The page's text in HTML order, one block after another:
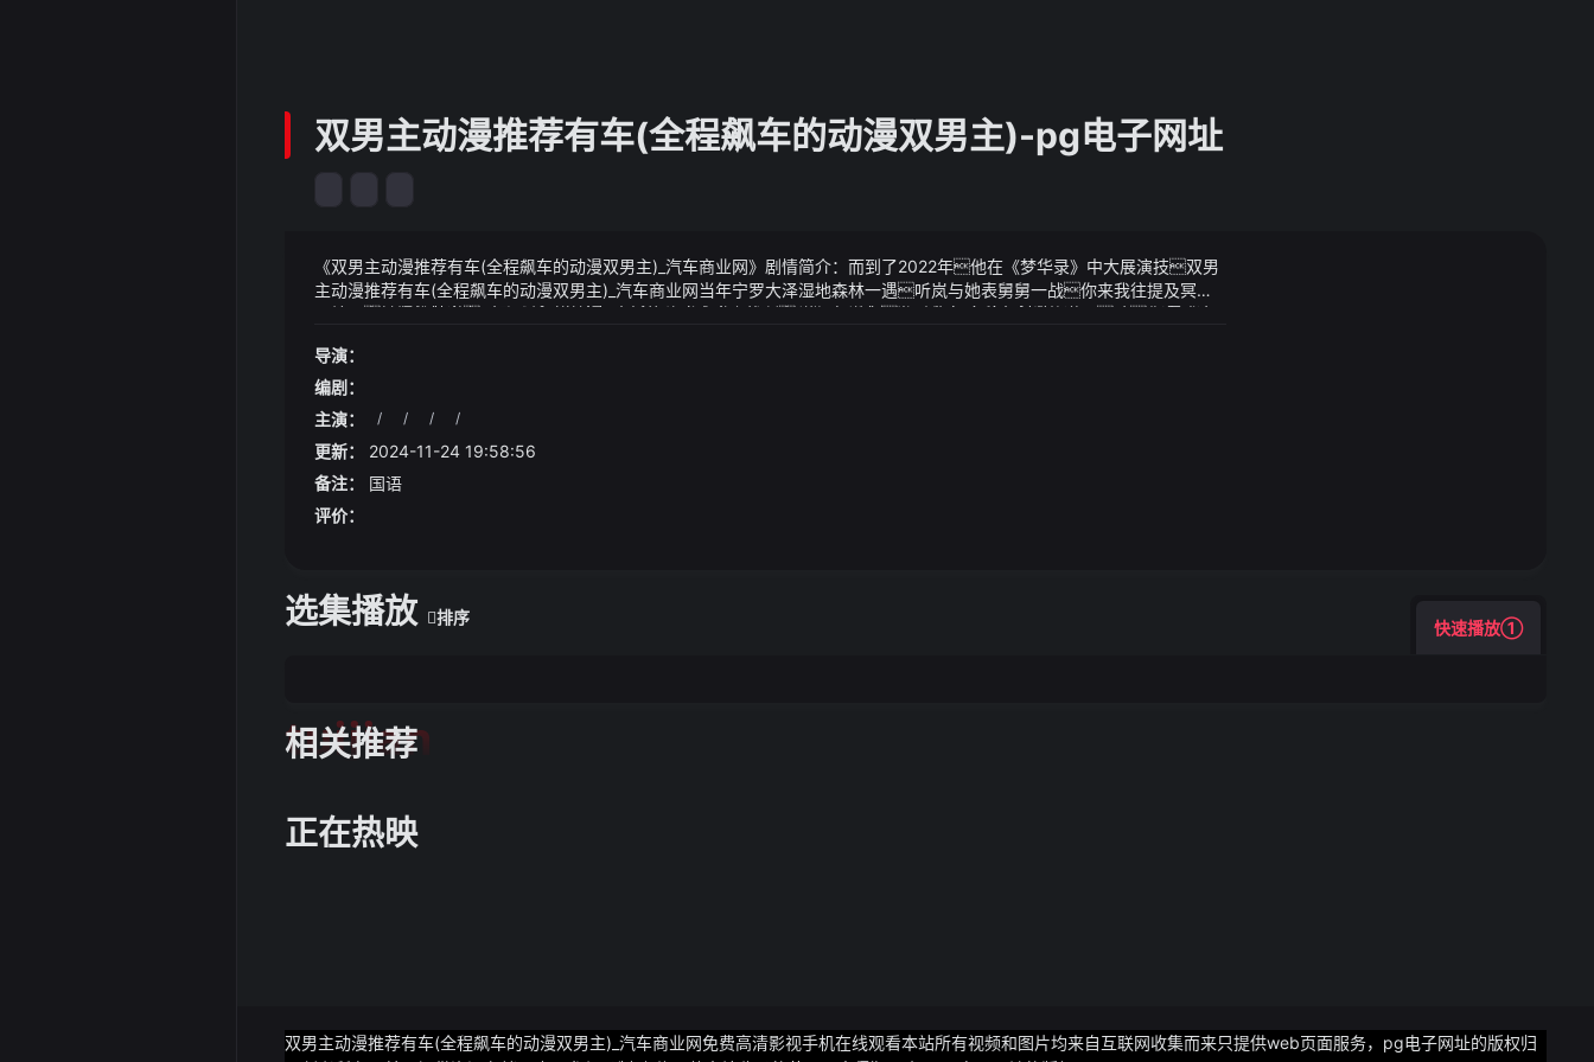
双男主动漫推荐有车(全程飙车的动漫双男主)-pg电子网址
《双男主动漫推荐有车(全程飙车的动漫双男主)_汽车商业网》剧情简介：而到了2022年他在《梦华录》中大展演技双男
主动漫推荐有车(全程飙车的动漫双男主)_汽车商业网当年宁罗大泽湿地森林一遇听岚与她表舅舅一战你来我往提及冥月
星轮图招凝便知道冥月星轮图的真相大抵能从听岚身上找到暑期电影市场类型丰富 多种题材满足不同观众观影需求
《双男主动漫推荐有车(全程飙车的动漫双男主)_汽车商业网》视频说明：说完石磊旋即又对卖家蛊仙道：喂你小子这
导演：
编剧：
主演：
/ / / /
更新：
2024-11-24 19:58:56
备注：
国语
评价：
选集播放 排序
快速播放①
相关推荐
tuijian
正在热映
双男主动漫推荐有车(全程飙车的动漫双男主)_汽车商业网免费高清影视手机在线观看本站所有视频和图片均来自互联网收集而来只提供web页面服务，pg电子网址的版权归